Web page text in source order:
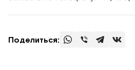
Поделиться: